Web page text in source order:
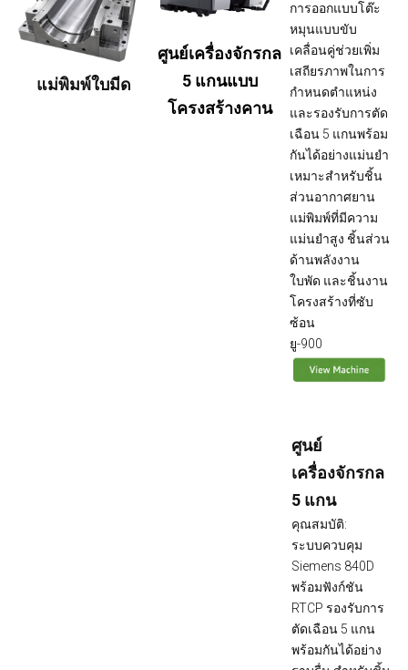
แม่พิมพ์ใบมีด
ศูนย์เครื่องจักรกล
5 แกนแบบ
โครงสร้างคาน
การออกแบบโต๊ะ
หมุนแบบขับ
เคลื่อนคู่ช่วยเพิ่ม
เสถียรภาพในการ
กำหนดตำแหน่ง
และรองรับการตัด
เฉือน 5 แกนพร้อม
กันได้อย่างแม่นยำ
เหมาะสำหรับชิ้น
ส่วนอากาศยาน
แม่พิมพ์ที่มีความ
แม่นยำสูง ชิ้นส่วน
ด้านพลังงาน
ใบพัด และชิ้นงาน
โครงสร้างที่ซับ
ซ้อน
ยู-900
ศูนย์
เครื่องจักรกล
5 แกน
คุณสมบัติ:
ระบบควบคุม
Siemens 840D
พร้อมฟังก์ชัน
RTCP รองรับการ
ตัดเฉือน 5 แกน
พร้อมกันได้อย่าง